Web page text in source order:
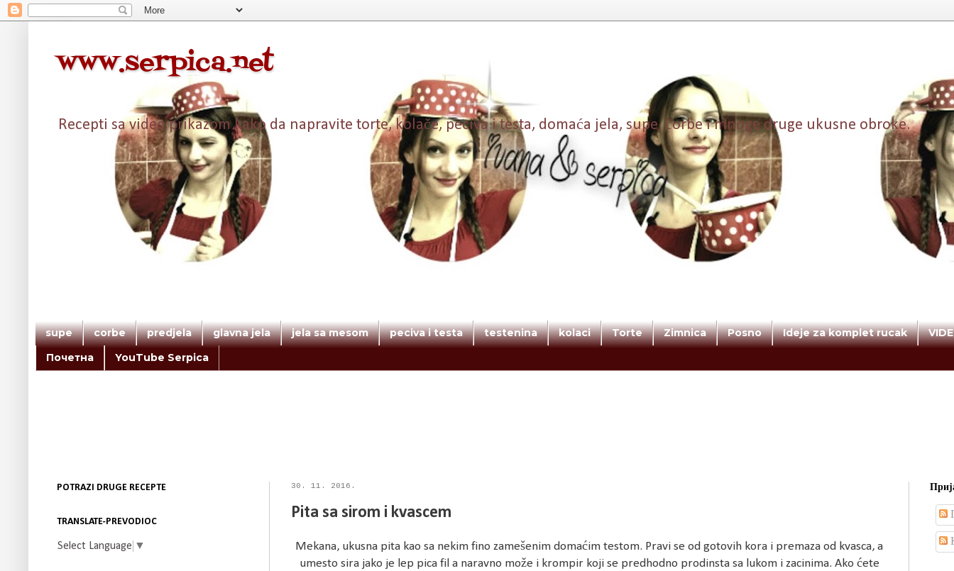
www.serpica.net
Recepti sa video prikazom kako da napravite torte, kolače, peciva i testa, domaća jela, supe, čorbe i mnoge druge ukusne obroke.
supe corbe predjela glavna jela jela sa mesom peciva i testa testenina kolaci Torte Zimnica Posno Ideje za komplet rucak
Почетна
YouTube Serpica
30. 11. 2016.
Pita sa sirom i kvascem
Mekana, ukusna pita kao sa nekim fino zamešenim domaćim testom. Pravi se od gotovih kora i premaza od kvasca, a
umesto sira jako je lep pica fil a naravno može i krompir koji se predhodno prodinsta sa lukom i zacinima. Ako ćete
POTRAZI DRUGE RECEPTE
TRANSLATE-PREVODIOC
Select Language ▼